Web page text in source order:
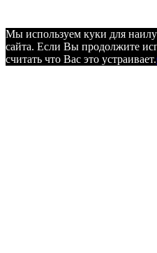
Мы используем куки для
сайта. Если Вы продолжите
считать что Вас это устраивает.